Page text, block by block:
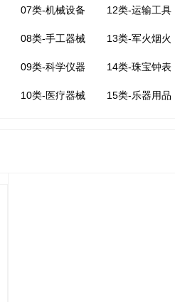
07类-机械设备
08类-手工器械
09类-科学仪器
10类-医疗器械
12类-运输工具
13类-军火烟火
14类-珠宝钟表
15类-乐器用品